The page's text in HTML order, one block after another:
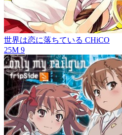
世界は恋に落ちている CHiCO
25M 9